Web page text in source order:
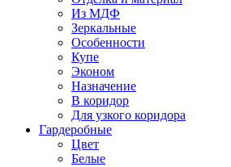
Из МДФ
Зеркальные
Особенности
Купе
Эконом
Назначение
В коридор
Для узкого коридора
Гардеробные
Цвет
Белые